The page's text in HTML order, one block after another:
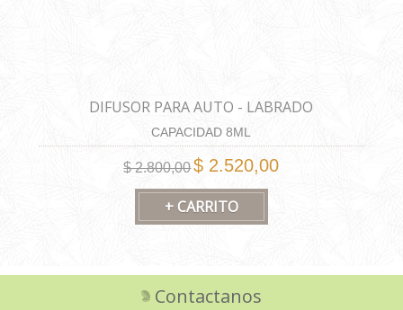
DIFUSOR PARA AUTO - LABRADO
CAPACIDAD 8ML
$ 2.800,00$ 2.520,00
Contactanos